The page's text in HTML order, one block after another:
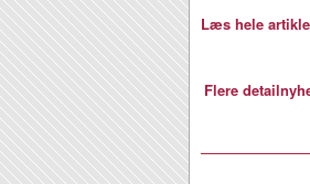
Læs hele
Flere